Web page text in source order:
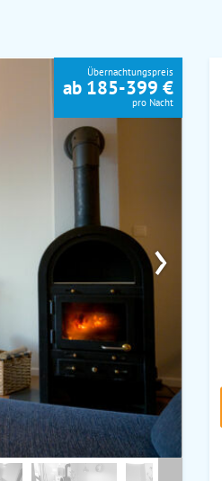
›
Übernachtungspreis
ab 185-399 €
pro Nacht